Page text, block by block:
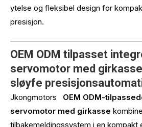
ytelse og fleksibel design for
presisjon.
OEM ODM tilpasset
servomotor med
sløyfe
Jkongmotors OEM ODM-
servomotor med girkasse
tilbakemeldingssystem i en kompakt